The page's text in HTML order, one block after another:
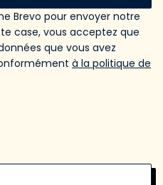
Brevo pour envoyer notre
case, vous acceptez que
que vous avez
à la politique de